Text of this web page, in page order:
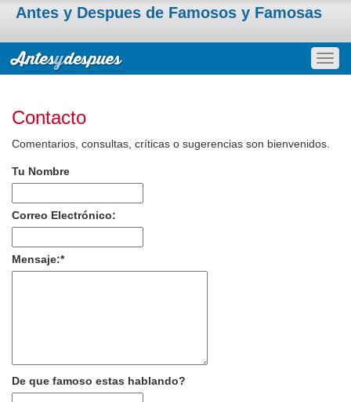
Antes y Despues de Famosos y Famosas
Contacto
Comentarios, consultas, críticas o sugerencias son bienvenidos.
Tu Nombre
Correo Electrónico:
Mensaje:*
De que famoso estas hablando?